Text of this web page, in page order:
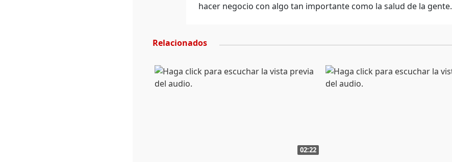
hacer negocio con algo tan importante como la salud de la gente.
Relacionados
02:22